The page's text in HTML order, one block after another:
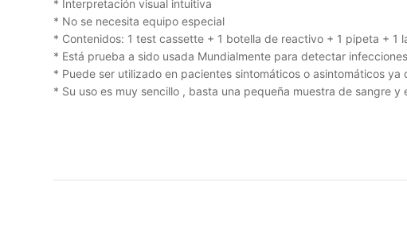
* Interpretación visual intuitiva
* No se necesita equipo especial
* Contenidos: 1 test cassette + 1 botella de reactivo + 1 pipeta + 1
* Está prueba a sido usada Mundialmente para detectar
* Puede ser utilizado en pacientes sintomáticos o asintomáticos
* Su uso es muy sencillo , basta una pequeña muestra de sangre